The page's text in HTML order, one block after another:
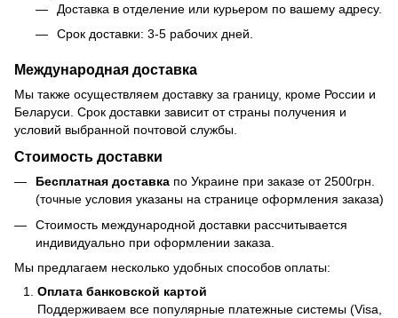
Доставка в отделение или курьером по вашему адресу.
Срок доставки: 3-5 рабочих дней.
Международная доставка
Мы также осуществляем доставку за границу, кроме России и
Беларуси. Срок доставки зависит от страны получения и
условий выбранной почтовой службы.
Стоимость доставки
Бесплатная доставка по Украине при заказе от 2500грн.
(точные условия указаны на странице оформления заказа)
Стоимость международной доставки рассчитывается
индивидуально при оформлении заказа.
Мы предлагаем несколько удобных способов оплаты:
Оплата банковской картой
Поддерживаем все популярные платежные системы (Visa,